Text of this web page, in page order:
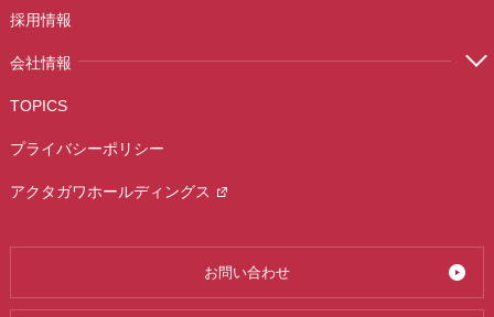
採用情報
会社情報
お問い合わせ
TOPICS
プライバシーポリシー
アクタガワホールディングス